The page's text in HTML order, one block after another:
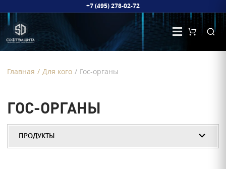
+7 (495) 278-02-72
Главная / Для кого / Гос-органы
ГОС-ОРГАНЫ
ПРОДУКТЫ